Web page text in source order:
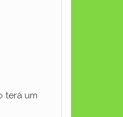
terá um